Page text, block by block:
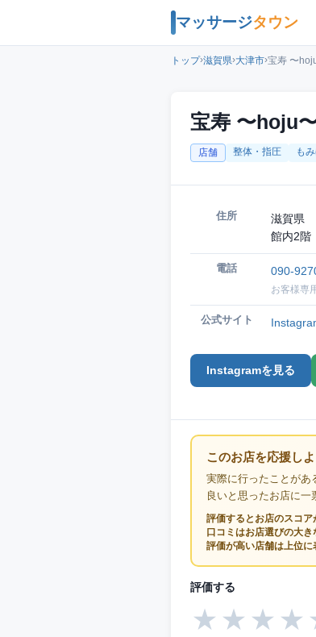
マッサージタウン
トップ›滋賀県›大津市›宝寿 〜
宝寿 〜hoju
店舗 整体・指圧 も
住所
滋賀県
館内2階
電話 090-
お客様専
公式サイト
Instagramを見る
このお店を応援しよ
実際に行ったことがあ
良いと思ったお店に一
評価するとお店のスコア
口コミはお店選びの大
評価が高い店舗は上位に
評価する
★ ★ ★ ★